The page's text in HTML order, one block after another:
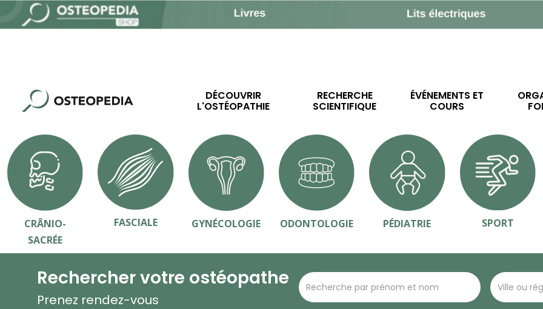
DÉCOUVRIR
L'OSTÉOPATHIE
RECHERCHE
SCIENTIFIQUE
ÉVÉNEMENTS ET
COURS
CRÂNIO-
SACRÉE
FASCIALE GYNÉCOLOGIE ODONTOLOGIE PÉDIATRIE SPORT
Rechercher votre ostéopathe
Prenez rendez-vous